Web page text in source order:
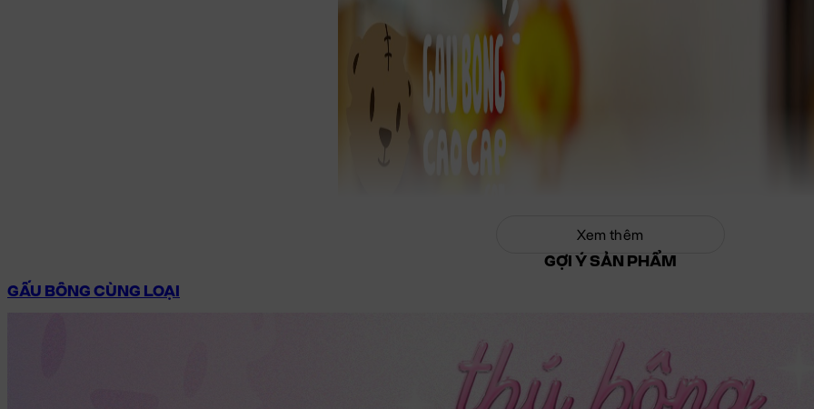
Xem thêm
GỢI Ý SẢN PHẨM
GẤU BÔNG CÙNG LOẠI